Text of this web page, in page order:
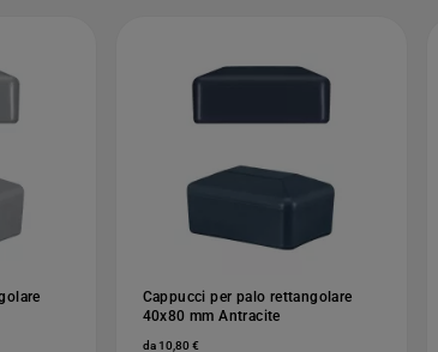
Cappucci per palo rettangolare
40x80 mm Antracite
da 10,80 €